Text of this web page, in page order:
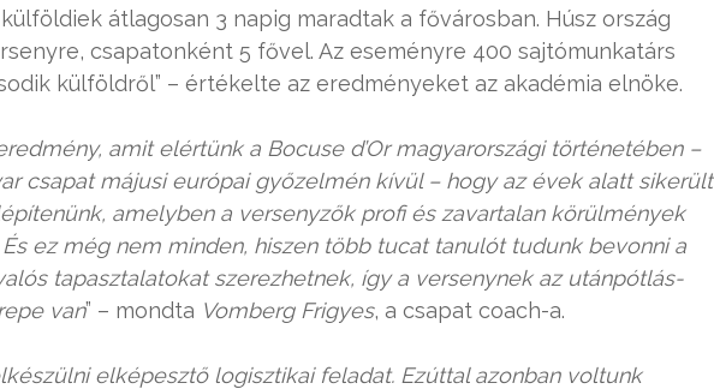
átlagosan 3 napig maradtak a fővárosban. Húsz ország
csapatonként 5 fővel. Az eseményre 400 sajtómunkatárs
külföldről” – értékelte az eredményeket az akadémia elnöke.
amit elértünk a Bocuse d’Or magyarországi történetében –
csapat májusi európai győzelmén kívül – hogy az évek alatt sikerült
amelyben a versenyzők profi és zavartalan körülmények
ez még nem minden, hiszen több tucat tanulót tudunk bevonni a
tapasztalatokat szerezhetnek, így a versenynek az utánpótlás-
van” – mondta Vomberg Frigyes, a csapat coach-a.
elképesztő logisztikai feladat. Ezúttal azonban voltunk